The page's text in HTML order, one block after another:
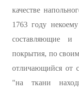
качестве
1763 году
составляющие и
покрытия, по
отличающийся от
"на ткани